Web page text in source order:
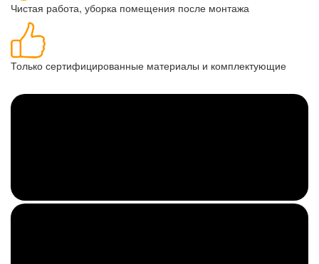
Чистая работа, уборка помещения после монтажа
Только сертифицированные материалы и комплектующие